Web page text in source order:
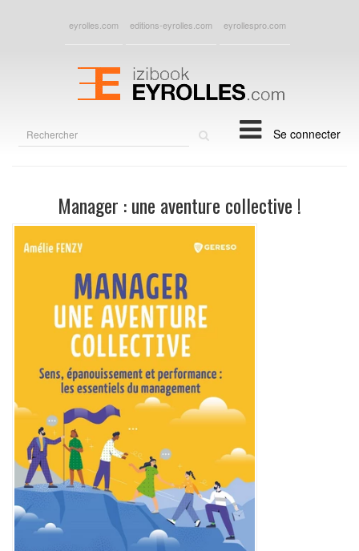
eyrolles.com editions-eyrolles.com eyrollespro.com
Se connecter
Manager : une aventure collective !